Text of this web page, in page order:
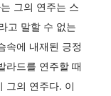
그의 연주는 스
고 말할 수 없는
속에 내재된 긍정
라드를 연주할 때
그의 연주다. 이